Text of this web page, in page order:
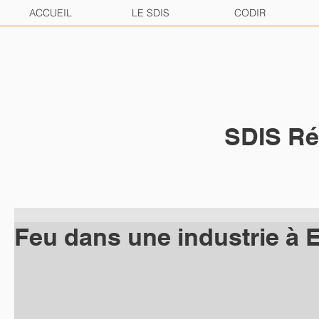
ACCUEIL LE SDIS CODIR
SDIS
Feu dans une industrie à